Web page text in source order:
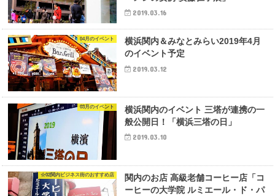
2019.03.16
04月のイベント
横浜関内＆みなとみらい2019年4月
のイベント予定
2019.03.12
03月のイベント
横浜関内のイベント 三塔が連携の一
般公開日！「横浜三塔の日」
2019.03.10
☆02関内ビジネス街のおすすめ店
関内のお店 高級老舗コーヒー店「コ
ーヒーの大学院 ルミエール・ド・パ